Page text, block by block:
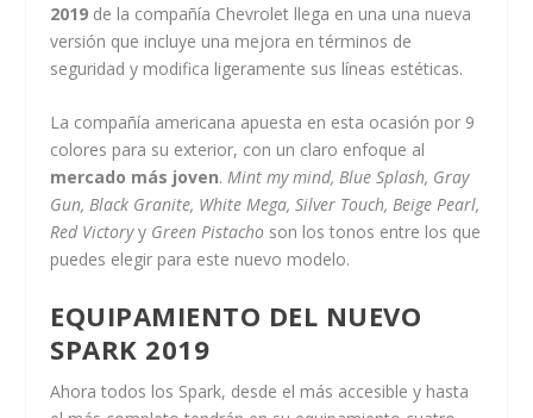
2019 de la compañía Chevrolet llega en una una nueva
versión que incluye una mejora en términos de
seguridad y modifica ligeramente sus líneas estéticas.
La compañía americana apuesta en esta ocasión por 9
colores para su exterior, con un claro enfoque al
mercado más joven.Mint my mind, Blue Splash, Gray
Gun, Black Granite, White Mega, Silver Touch, Beige Pearl,
Red Victoryy Green Pistacho son los tonos entre los que
puedes elegir para este nuevo modelo.
EQUIPAMIENTO DEL NUEVO
SPARK 2019
Ahora todos los Spark, desde el más accesible y hasta